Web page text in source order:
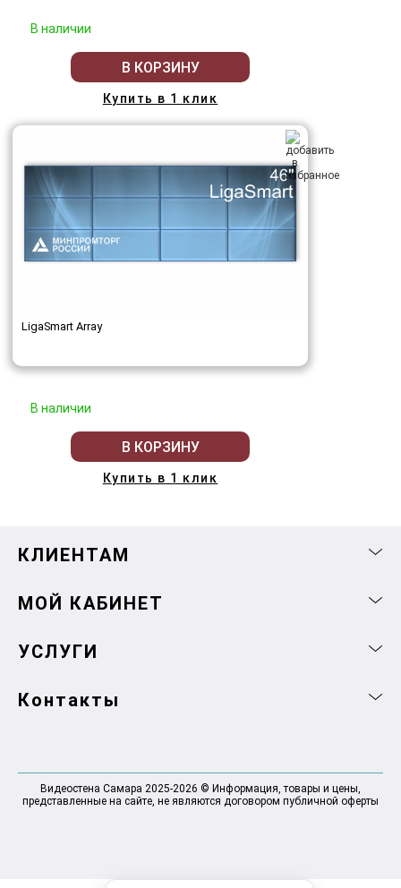
В наличии
В КОРЗИНУ
Купить в 1 клик
LigaSmart Array
В наличии
В КОРЗИНУ
Купить в 1 клик
КЛИЕНТАМ
МОЙ КАБИНЕТ
УСЛУГИ
Контакты
Видеостена Самара 2025-2026 © Информация, товары и цены,
представленные на сайте, не являются договором публичной оферты